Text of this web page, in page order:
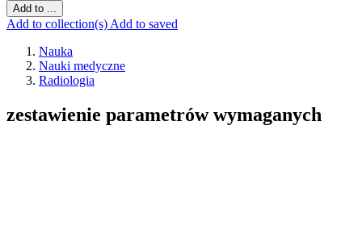
Add to ...
Add to collection(s) Add to saved
Nauka
Nauki medyczne
Radiologia
zestawienie parametrów wymaganych